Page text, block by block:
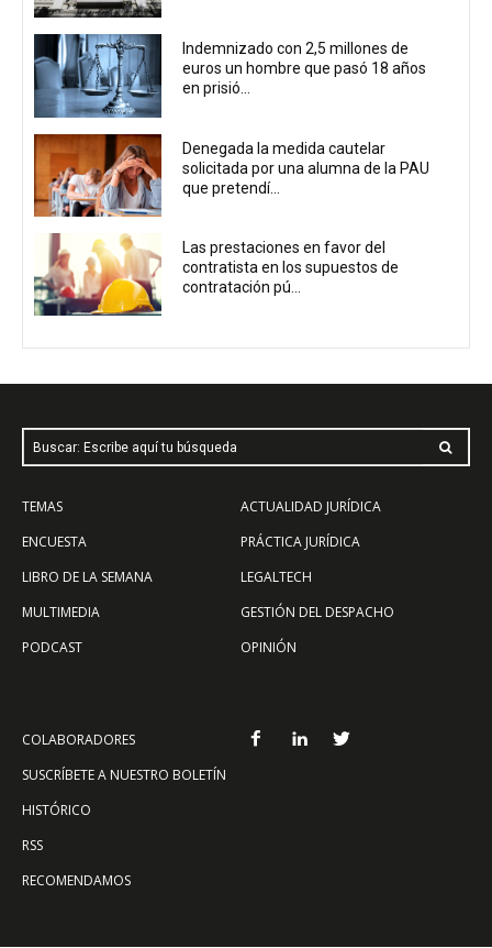
Indemnizado con 2,5 millones de
euros un hombre que pasó 18 años
en prisió...
Denegada la medida cautelar
solicitada por una alumna de la PAU
que pretendí...
Las prestaciones en favor del
contratista en los supuestos de
contratación pú...
Buscar: Escribe aquí tu búsqueda
TEMAS
ENCUESTA
LIBRO DE LA SEMANA
MULTIMEDIA
PODCAST
ACTUALIDAD JURÍDICA
PRÁCTICA JURÍDICA
LEGALTECH
GESTIÓN DEL DESPACHO
OPINIÓN
COLABORADORES
SUSCRÍBETE A NUESTRO BOLETÍN
HISTÓRICO
RSS
RECOMENDAMOS